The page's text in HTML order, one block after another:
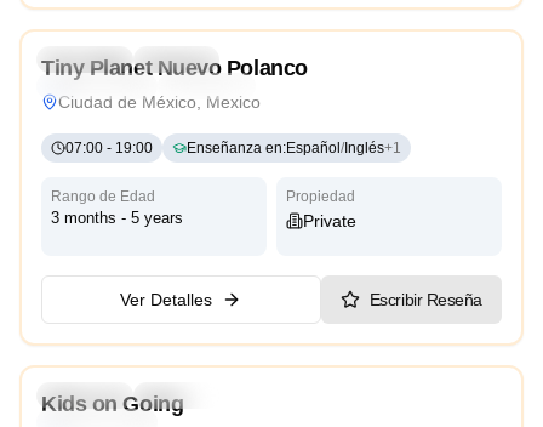
Preschool
Daycare
Tiny Planet Nuevo Polanco
Ciudad de México, Mexico
07:00 - 19:00 Enseñanza en:Español /Inglés+1
Rango de Edad
3 months - 5 years
Propiedad
Private
Ver Detalles Escribir Reseña
Preschool
Daycare
Kids on Going